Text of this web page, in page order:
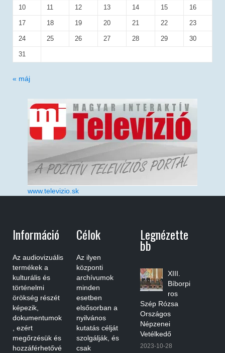
10 11 12 13 14 15 16
17 18 19 20 21 22 23
24 25 26 27 28 29 30
31
« máj
www.televizio.sk
Információ
Az audiovizuális
termékek a
kulturális és
történelmi
örökség részét
képezik,
dokumentumok
, ezért
megőrzésük és
hozzáférhetővé
Célok
Az ilyen
központi
archívumok
minden
esetben
elsősorban a
nyilvános
kutatás célját
szolgálják, és
csak
Legnézette
Bb
XIII.
Bíborpi
ros
Szép Rózsa
Országos
Népzenei
Vetélkedő
2023-10-28